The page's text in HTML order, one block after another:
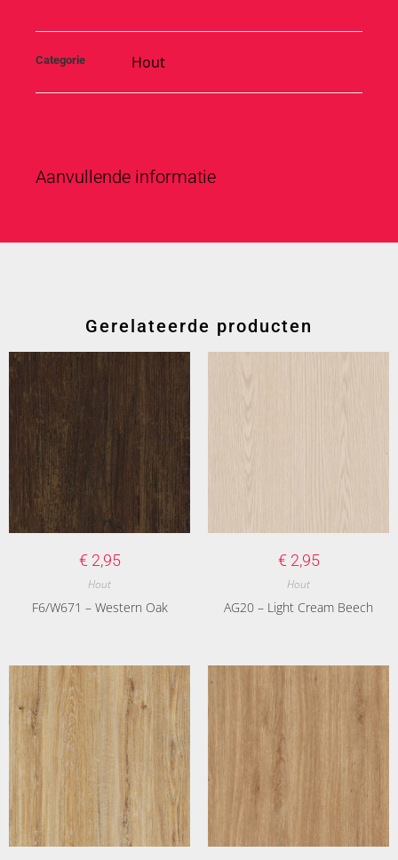
Categorie Hout
Aanvullende informatie
Gerelateerde producten
€ 2,95
Hout
F6/W671 – Western Oak
€ 2,95
Hout
AG20 – Light Cream Beech